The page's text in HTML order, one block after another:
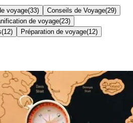
voyage(33) Conseils de Voyage(29)
de voyage(23)
(12) Préparation de voyage(12)